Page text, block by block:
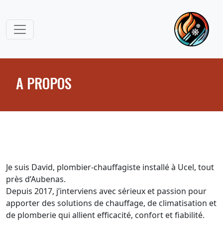
A PROPOS
Je suis David, plombier-chauffagiste installé à Ucel, tout
près d’Aubenas.
Depuis 2017, j’interviens avec sérieux et passion pour
apporter des solutions de chauffage, de climatisation et
de plomberie qui allient efficacité, confort et fiabilité.